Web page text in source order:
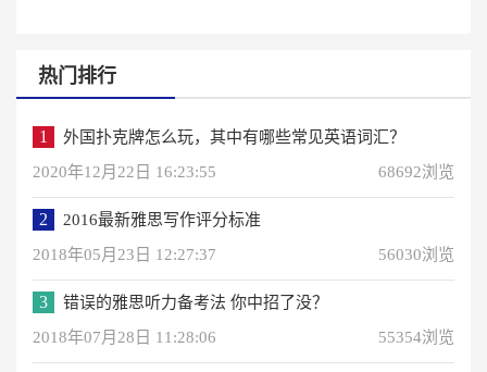
热门排行
1
外国扑克牌怎么玩，其中有哪些常见英语词汇？
2020年12月22日 16:23:55
68692浏览
2
2016最新雅思写作评分标准
2018年05月23日 12:27:37
56030浏览
3
错误的雅思听力备考法 你中招了没？
2018年07月28日 11:28:06
55354浏览